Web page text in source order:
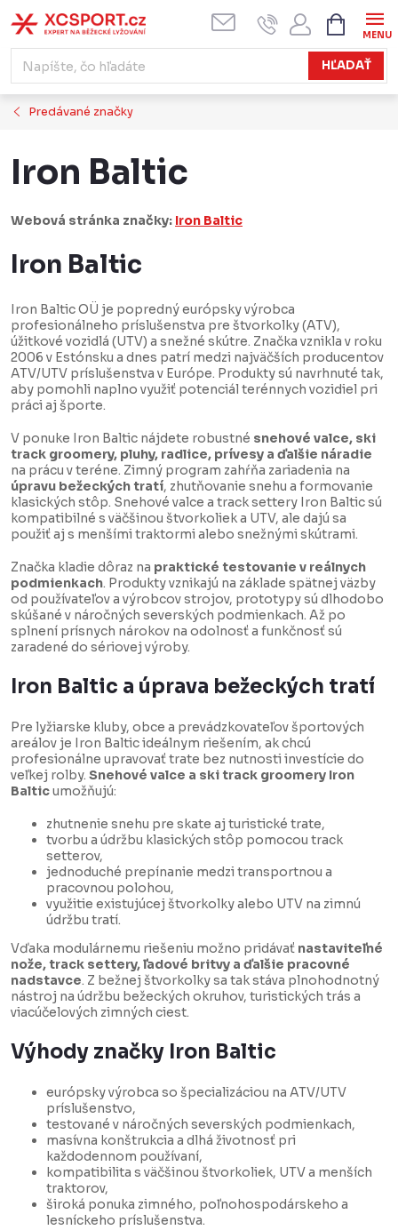
na
obsah
HĽADAŤ
KOŠÍK
Predávané značky
Iron Baltic
Webová stránka značky: Iron Baltic
Iron Baltic
Iron Baltic OÜ je popredný európsky výrobca
profesionálneho príslušenstva pre štvorkolky (ATV),
úžitkové vozidlá (UTV) a snežné skútre. Značka vznikla v roku
2006 v Estónsku a dnes patrí medzi najväčších producentov
ATV/UTV príslušenstva v Európe. Produkty sú navrhnuté tak,
aby pomohli naplno využiť potenciál terénnych vozidiel pri
práci aj športe.
V ponuke Iron Baltic nájdete robustné snehové valce, ski
track groomery, pluhy, radlice, prívesy a ďalšie náradie
na prácu v teréne. Zimný program zahŕňa zariadenia na
úpravu bežeckých tratí, zhutňovanie snehu a formovanie
klasických stôp. Snehové valce a track settery Iron Baltic sú
kompatibilné s väčšinou štvorkoliek a UTV, ale dajú sa
použiť aj s menšími traktormi alebo snežnými skútrami.
Značka kladie dôraz na praktické testovanie v reálnych
podmienkach. Produkty vznikajú na základe spätnej väzby
od používateľov a výrobcov strojov, prototypy sú dlhodobo
skúšané v náročných severských podmienkach. Až po
splnení prísnych nárokov na odolnosť a funkčnosť sú
zaradené do sériovej výroby.
Iron Baltic a úprava bežeckých tratí
Pre lyžiarske kluby, obce a prevádzkovateľov športových
areálov je Iron Baltic ideálnym riešením, ak chcú
profesionálne upravovať trate bez nutnosti investície do
veľkej rolby. Snehové valce a ski track groomery Iron
Balticumožňujú:
zhutnenie snehu pre skate aj turistické trate,
tvorbu a údržbu klasických stôp pomocou track
setterov,
jednoduché prepínanie medzi transportnou a
pracovnou polohou,
využitie existujúcej štvorkolky alebo UTV na zimnú
údržbu tratí.
Vďaka modulárnemu riešeniu možno pridávať nastaviteľné
nože, track settery, ľadové britvy a ďalšie pracovné
nadstavce. Z bežnej štvorkolky sa tak stáva plnohodnotný
nástroj na údržbu bežeckých okruhov, turistických trás a
viacúčelových zimných ciest.
Výhody značky Iron Baltic
európsky výrobca so špecializáciou na ATV/UTV
príslušenstvo,
testované v náročných severských podmienkach,
masívna konštrukcia a dlhá životnosť pri
každodennom používaní,
kompatibilita s väčšinou štvorkoliek, UTV a menších
traktorov,
široká ponuka zimného, poľnohospodárskeho a
lesníckeho príslušenstva.